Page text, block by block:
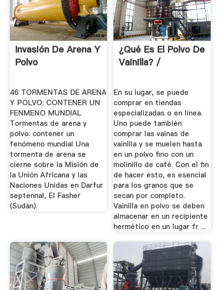
Invasión De Arena Y
Polvo
46 TORMENTAS DE ARENA
Y POLVO: CONTENER UN
FENMENO MUNDIAL
Tormentas de arena y
polvo: contener un
fenómeno mundial Una
tormenta de arena se
cierne sobre la Misión de
la Unión Africana y las
Naciones Unidas en Darfur
septennal, El Fasher
(Sudán).
¿Qué Es El Polvo De
Vainilla? /
En su lugar, se puede
comprar en tiendas
especializadas o en línea.
Uno puede también
comprar las vainas de
vainilla y se muelen hasta
en un polvo fino con un
molinillo de café. Con el fin
de hacer esto, es esencial
para los granos que se
secan por completo.
Vainilla en polvo se deben
almacenar en un recipiente
hermético en un lugar fr ...